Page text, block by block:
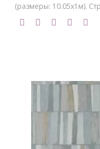
(размеры: 10.05х1м).